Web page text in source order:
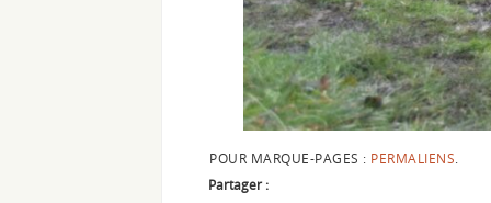
POUR MARQUE-PAGES : PERMALIENS
Partager :